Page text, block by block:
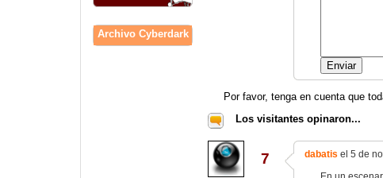
Archivo Cyberdark
Por favor, tenga en cuenta que
Los visitantes opinaron...
7 dabatis el 5 de